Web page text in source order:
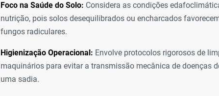
Foco na Saúde do Solo: Considera as condições
nutrição, pois solos desequilibrados ou encharcados
fungos radiculares.
Higienização Operacional: Envolve protocolos rigorosos de
maquinários para evitar a transmissão mecânica de doenças
uma sadia.